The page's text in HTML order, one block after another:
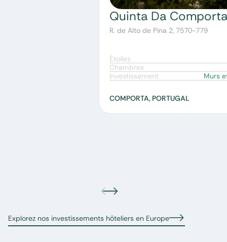
Quinta Da
R. de Alto de Pina 2, 7570-779
Étoiles
Chambres
Investissement
Murs
COMPORTA, PORTUGAL
Explorez nos investissements hôteliers en Europe